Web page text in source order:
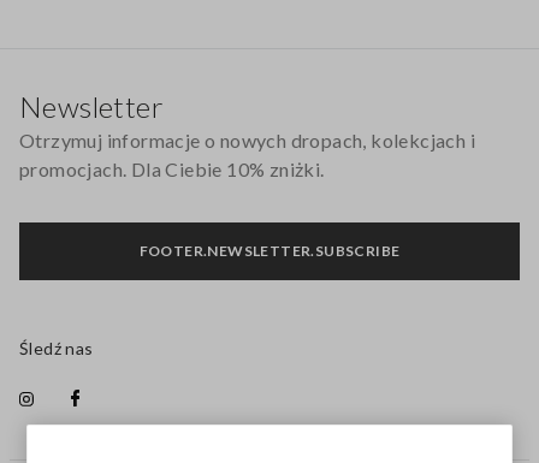
Newsletter
Otrzymuj informacje o nowych dropach, kolekcjach i
promocjach. Dla Ciebie 10% zniżki.
FOOTER.NEWSLETTER.SUBSCRIBE
Śledź nas